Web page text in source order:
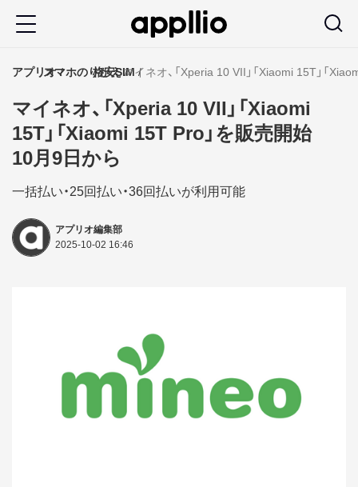
ツ
移
アプリオスマホのりかえ
格安SIMマイネオ、「Xperia 10 VII」「Xiaomi 15T」「
マイネオ、「Xperia 10 VII」「Xiaomi
15T」「Xiaomi 15T Pro」を販売開始
10月9日から
一括払い・25回払い・36回払いが利用可能
アプリオ編集部
2025-10-02 16:46